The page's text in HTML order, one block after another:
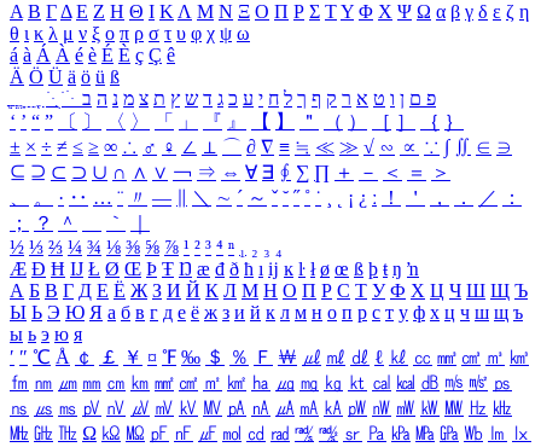
Α Β ΓΔ Ε Ζ Η Θ Ι ΚΛ Μ Ν Ξ Ο Π Ρ Σ ΤΥ Φ Χ Ψ Ω α β γ δ ε ζ η
θ ι κ λ μ ν ξ ο π ρ σ τ υ φ χ ψ ω
á à Á À é è É È ç Ç ê
Ä Ö Ü ä ö ü ß
ִֶֹ ֻּ ׁׂ פ ם ן ו ט א ר ק ף ך ל ח י ע כ ג ד ש ץ ת צ מ נ ה ב
‘ ’ “ ” 〔 〕 〈 〉 「 」 『 』 【 】 ＂ （ ） ［ ］ ｛ ｝
± × ÷ ≠ ≤ ≥ ∞ ∴ ♂ ♀ ∠ ⊥ ⌒ ∂ ∇ ≡ ≒ ≪ ≫ √ ∽ ∝ ∵ ∫ ∬ ∈ ∋
⊆ ⊇ ⊂ ⊃ ∪ ∩ ∧ ∨ ￢ ⇒ ⇔ ∀ ∃ ∮ ∑ ∏ ＋ － ＜ ＝
＞
、
。 · ‥ … ¨ 〃 ― ＼ ∼ ´ ～ ˇ ˘ ˝ ˚ ˙ ¸ ¡ ¿ ː ！ ＇ ， ． ／
：
；
？ ＾ ｀
½ ⅓ ⅔ ¼ ¾ ⅛ ⅜ ⅝ ⅞ ¹ ² ³ ⁴ ⁿ ₁ ₂ ₃ ₄
Æ Ð Ħ Ĳ Ł Ø Œ Þ Ŧ Ŋ æ đ ð ħ ı ĳ ĸ ŀ ł ø œ ß þ ŧ ŋ ŉ
А Б В Г Д Е Ё Ж З И Й К Л М Н О П Р С Т У Ф Х Ц Ч Ш Щ Ъ
Ы Ь Э Ю Я а б в г д е ё ж з и й к л м н о п р с т у ф х ц ч ш щ ъ
ы ь э ю я
′ ″ ℃ Å ￠ ￡ ￥ ¤ ℉ ‰ ＄ ％ Ｆ ￦ ㎕ ㎖ ㎗ ℓ ㎘ ㏄ ㎣ ㎤ ㎥ ㎦
㎙ ㎚ ㎛ ㎜ ㎝ ㎞ ㎟ ㎠ ㎡ ㎢ ㏊ ㎍ ㎎ ㎏ ㏏ ㎈ ㎉ ㏈ ㎧ ㎨ ㎰
㎱ ㎲ ㎳ ㎴ ㎵ ㎶ ㎷ ㎸ ㎹ ㎀ ㎁ ㎂ ㎃ ㎄ ㎺ ㎻ ㎽ ㎾ ㎿ ㎐ ㎑
㎒ ㎓ ㎔ Ω ㏀ ㏁ ㎊ ㎋ ㎌ ㏖ ㏅ ㎭ ㎮ ㎯ ㏛ ㎩ ㎪ ㎫ ㎬ ㏝ ㏐
㏓